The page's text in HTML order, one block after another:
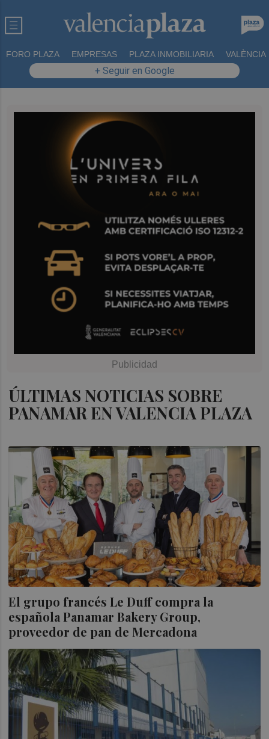
FORO PLAZA EMPRESAS PLAZA INMOBILIARIA VALÈNCIA
+ Seguir en Google
ÚLTIMAS NOTICIAS SOBRE
PANAMAR EN VALENCIA PLAZA
El grupo francés Le Duff compra la
española Panamar Bakery Group,
proveedor de pan de Mercadona